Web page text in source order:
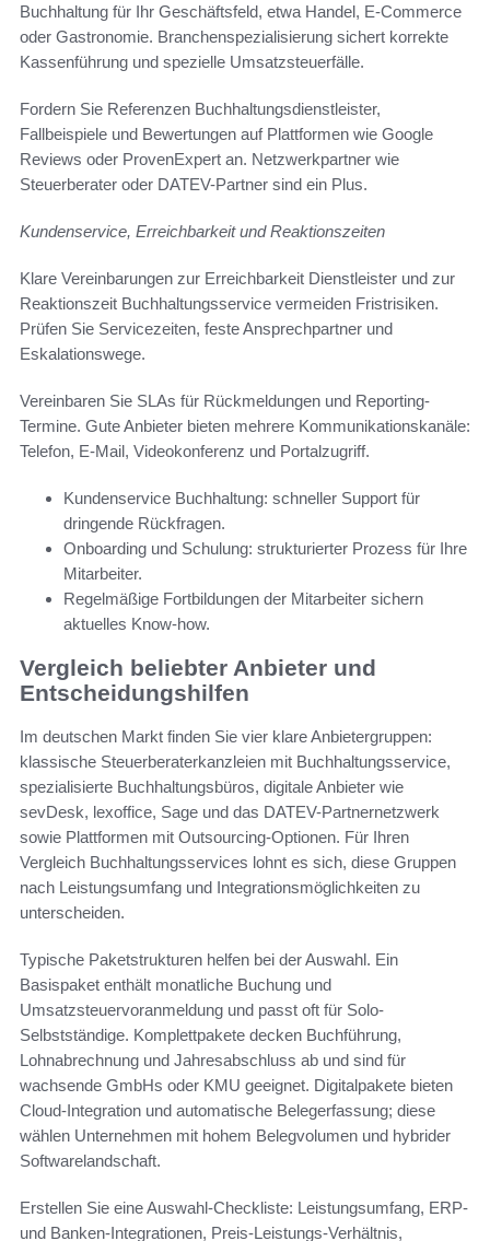
Buchhaltung für Ihr Geschäftsfeld, etwa Handel, E‑Commerce
oder Gastronomie. Branchenspezialisierung sichert korrekte
Kassenführung und spezielle Umsatzsteuerfälle.
Fordern Sie Referenzen Buchhaltungsdienstleister,
Fallbeispiele und Bewertungen auf Plattformen wie Google
Reviews oder ProvenExpert an. Netzwerkpartner wie
Steuerberater oder DATEV-Partner sind ein Plus.
Kundenservice, Erreichbarkeit und Reaktionszeiten
Klare Vereinbarungen zur Erreichbarkeit Dienstleister und zur
Reaktionszeit Buchhaltungsservice vermeiden Fristrisiken.
Prüfen Sie Servicezeiten, feste Ansprechpartner und
Eskalationswege.
Vereinbaren Sie SLAs für Rückmeldungen und Reporting-
Termine. Gute Anbieter bieten mehrere Kommunikationskanäle:
Telefon, E‑Mail, Videokonferenz und Portalzugriff.
Kundenservice Buchhaltung: schneller Support für
dringende Rückfragen.
Onboarding und Schulung: strukturierter Prozess für Ihre
Mitarbeiter.
Regelmäßige Fortbildungen der Mitarbeiter sichern
aktuelles Know‑how.
Vergleich beliebter Anbieter und
Entscheidungshilfen
Im deutschen Markt finden Sie vier klare Anbietergruppen:
klassische Steuerberaterkanzleien mit Buchhaltungsservice,
spezialisierte Buchhaltungsbüros, digitale Anbieter wie
sevDesk, lexoffice, Sage und das DATEV-Partnernetzwerk
sowie Plattformen mit Outsourcing-Optionen. Für Ihren
Vergleich Buchhaltungsservices lohnt es sich, diese Gruppen
nach Leistungsumfang und Integrationsmöglichkeiten zu
unterscheiden.
Typische Paketstrukturen helfen bei der Auswahl. Ein
Basispaket enthält monatliche Buchung und
Umsatzsteuervoranmeldung und passt oft für Solo-
Selbstständige. Komplettpakete decken Buchführung,
Lohnabrechnung und Jahresabschluss ab und sind für
wachsende GmbHs oder KMU geeignet. Digitalpakete bieten
Cloud-Integration und automatische Belegerfassung; diese
wählen Unternehmen mit hohem Belegvolumen und hybrider
Softwarelandschaft.
Erstellen Sie eine Auswahl-Checkliste: Leistungsumfang, ERP-
und Banken-Integrationen, Preis-Leistungs-Verhältnis,